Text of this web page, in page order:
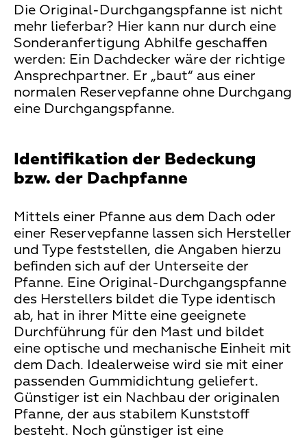
Die Original-Durchgangspfanne ist nicht
mehr lieferbar? Hier kann nur durch eine
Sonderanfertigung Abhilfe geschaffen
werden: Ein Dachdecker wäre der richtige
Ansprechpartner. Er „baut“ aus einer
normalen Reservepfanne ohne Durchgang
eine Durchgangspfanne.
Identifikation der Bedeckung
bzw. der Dachpfanne
Mittels einer Pfanne aus dem Dach oder
einer Reservepfanne lassen sich Hersteller
und Type feststellen, die Angaben hierzu
befinden sich auf der Unterseite der
Pfanne. Eine Original-Durchgangspfanne
des Herstellers bildet die Type identisch
ab, hat in ihrer Mitte eine geeignete
Durchführung für den Mast und bildet
eine optische und mechanische Einheit mit
dem Dach. Idealerweise wird sie mit einer
passenden Gummidichtung geliefert.
Günstiger ist ein Nachbau der originalen
Pfanne, der aus stabilem Kunststoff
besteht. Noch günstiger ist eine